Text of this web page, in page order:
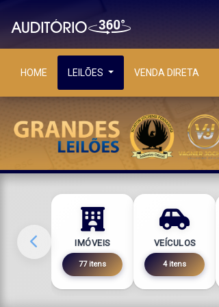
HOME LEILÕES VENDA DIRETA
IMÓVEIS
77 itens
VEÍCULOS
4 itens